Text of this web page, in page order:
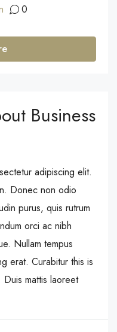
0
Business
adipiscing elit.
Donec non odio
purus, quis rutrum
orci ac nibh
Nullam tempus
erat. Curabitur this is
mattis laoreet